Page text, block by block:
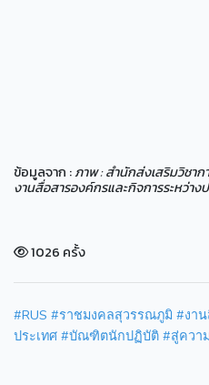
ข้อมูลจาก :ภาพ : สำนักส่งเสริมวิชาก
งานสื่อสารองค์กรและกิจการระหว่าง
1026 ครั้ง
#RUS #ราชมงคลสุวรรณภูมิ #งา
ประเทศ #บัณฑิตนักปฏิบัติ #สู่ควา